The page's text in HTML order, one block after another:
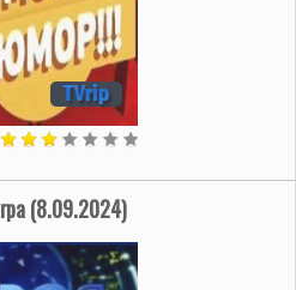
(8.09.2024)